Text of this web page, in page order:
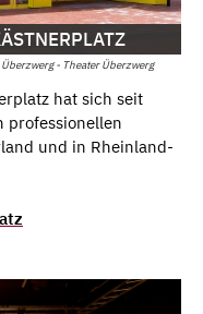
- Theater Überzwerg
hat sich seit
professionellen
und in Rheinland-